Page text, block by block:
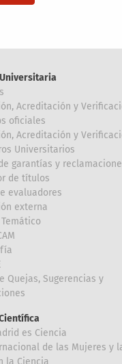
Acreditación y
oficiales
Acreditación y
Universitarios
garantías y
de títulos
evaluadores
externa
Quejas, Sugerencias y
es Ciencia
de las Mujeres y